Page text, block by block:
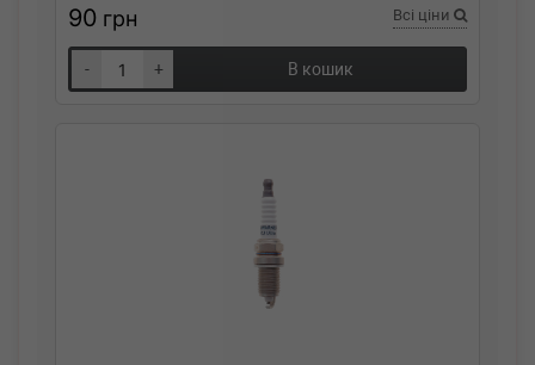
90 грн Всі ціни
- + В кошик